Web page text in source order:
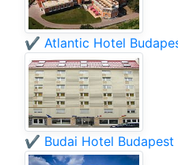
✔️ Atlantic Hotel
✔️ Budai Hotel